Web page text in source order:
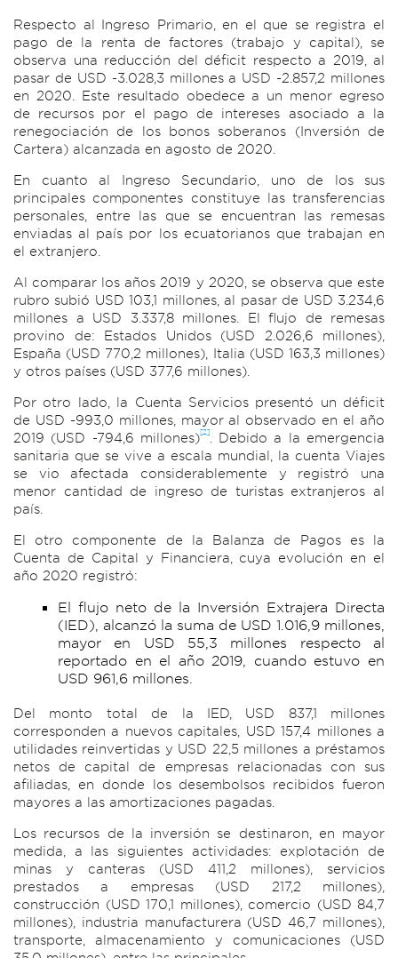
Respecto al Ingreso Primario, en el que se registra el
pago de la renta de factores (trabajo y capital), se
observa una reducción del déficit respecto a 2019, al
pasar de USD -3.028,3 millones a USD -2.857,2 millones
en 2020. Este resultado obedece a un menor egreso
de recursos por el pago de intereses asociado a la
renegociación de los bonos soberanos (Inversión de
Cartera) alcanzada en agosto de 2020.
En cuanto al Ingreso Secundario, uno de los sus
principales componentes constituye las transferencias
personales, entre las que se encuentran las remesas
enviadas al país por los ecuatorianos que trabajan en
el extranjero.
Al comparar los años 2019 y 2020, se observa que este
rubro subió USD 103,1 millones, al pasar de USD 3.234,6
millones a USD 3.337,8 millones. El flujo de remesas
provino de: Estados Unidos (USD 2.026,6 millones),
España (USD 770,2 millones), Italia (USD 163,3 millones)
y otros países (USD 377,6 millones).
Por otro lado, la Cuenta Servicios presentó un déficit
de USD -993,0 millones, mayor al observado en el año
2019 (USD -794,6 millones)[2]. Debido a la emergencia
sanitaria que se vive a escala mundial, la cuenta Viajes
se vio afectada considerablemente y registró una
menor cantidad de ingreso de turistas extranjeros al
país.
El otro componente de la Balanza de Pagos es la
Cuenta de Capital y Financiera, cuya evolución en el
año 2020 registró:
El flujo neto de la Inversión Extrajera Directa
(IED), alcanzó la suma de USD 1.016,9 millones,
mayor en USD 55,3 millones respecto al
reportado en el año 2019, cuando estuvo en
USD 961,6 millones.
Del monto total de la IED, USD 837,1 millones
corresponden a nuevos capitales, USD 157,4 millones a
utilidades reinvertidas y USD 22,5 millones a préstamos
netos de capital de empresas relacionadas con sus
afiliadas, en donde los desembolsos recibidos fueron
mayores a las amortizaciones pagadas.
Los recursos de la inversión se destinaron, en mayor
medida, a las siguientes actividades: explotación de
minas y canteras (USD 411,2 millones), servicios
prestados a empresas (USD 217,2 millones),
construcción (USD 170,1 millones), comercio (USD 84,7
millones), industria manufacturera (USD 46,7 millones),
transporte, almacenamiento y comunicaciones (USD